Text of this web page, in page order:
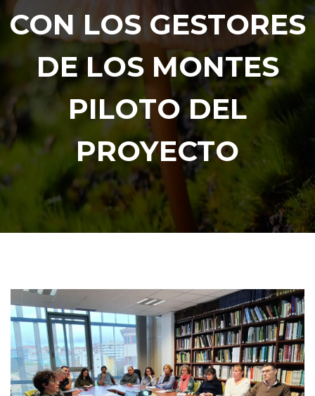
CON LOS GESTORES
DE LOS MONTES
PILOTO DEL
PROYECTO